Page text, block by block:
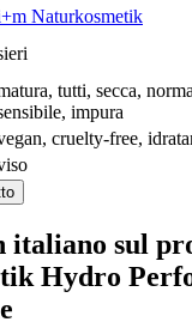
Naturkosmetik
tutti, secca,
impura
cruelty-free,
italiano sul
Hydro